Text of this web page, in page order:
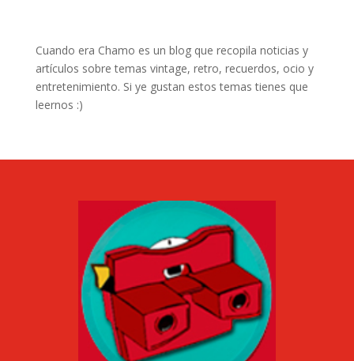
Cuando era Chamo es un blog que recopila noticias y
artículos sobre temas vintage, retro, recuerdos, ocio y
entretenimiento. Si ye gustan estos temas tienes que
leernos :)